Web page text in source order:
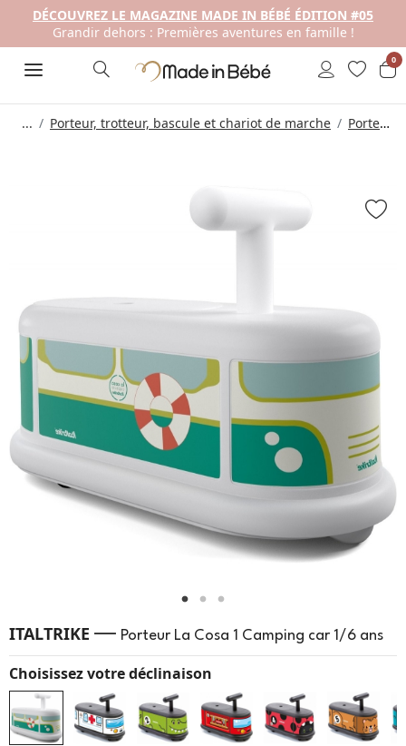
DÉCOUVREZ LE MAGAZINE MADE IN BÉBÉ ÉDITION #05
Grandir dehors : Premières aventures en famille !
0
... Porteur, trotteur, bascule et chariot de marche Porteur Bébé
ITALTRIKE — Porteur La Cosa 1 Camping car 1/6 ans
Choisissez votre déclinaison